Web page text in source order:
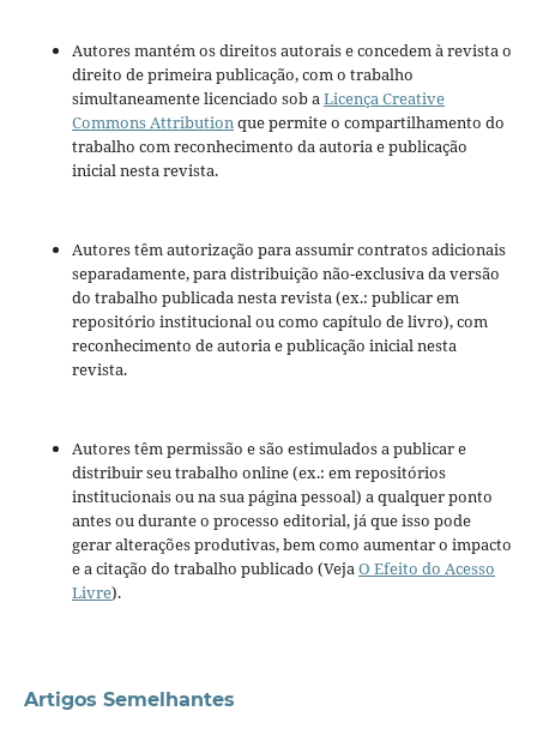
Autores mantém os direitos autorais e concedem à revista o
direito de primeira publicação, com o trabalho
simultaneamente licenciado sob aLicença Creative
Commons Attributionque permite o compartilhamento do
trabalho com reconhecimento da autoria e publicação
inicial nesta revista.
Autores têm autorização para assumir contratos adicionais
separadamente, para distribuição não-exclusiva da versão
do trabalho publicada nesta revista (ex.: publicar em
repositório institucional ou como capítulo de livro), com
reconhecimento de autoria e publicação inicial nesta
revista.
Autores têm permissão e são estimulados a publicar e
distribuir seu trabalho online (ex.: em repositórios
institucionais ou na sua página pessoal) a qualquer ponto
antes ou durante o processo editorial, já que isso pode
gerar alterações produtivas, bem como aumentar o impacto
e a citação do trabalho publicado (VejaO Efeito do Acesso
Livre).
Artigos Semelhantes